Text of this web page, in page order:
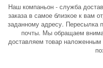
Наш компаньон - служба
заказа в самое близкое к вам
заданному адресу. Пересылка
почты. Мы обращаем
доставляем товар